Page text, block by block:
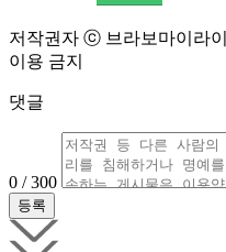
저작권자 ⓒ 브라보마이라
이용 금지
댓글
0 / 300